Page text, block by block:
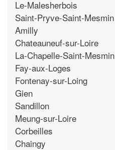
Le-Malesherbois
Saint-Pryve-Saint-Mesmin
Amilly
Chateauneuf-sur-Loire
La-Chapelle-Saint-Mesmin
Fay-aux-Loges
Fontenay-sur-Loing
Gien
Sandillon
Meung-sur-Loire
Corbeilles
Chaingy